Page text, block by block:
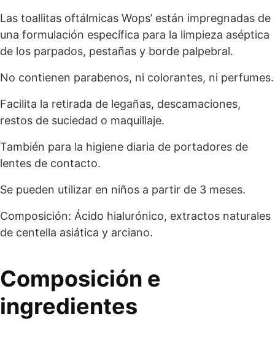
Las toallitas oftálmicas Wops’ están impregnadas de
una formulación específica para la limpieza aséptica
de los parpados, pestañas y borde palpebral.
No contienen parabenos, ni colorantes, ni perfumes.
Facilita la retirada de legañas, descamaciones,
restos de suciedad o maquillaje.
También para la higiene diaria de portadores de
lentes de contacto.
Se pueden utilizar en niños a partir de 3 meses.
Composición: Ácido hialurónico, extractos naturales
de centella asiática y arciano.
Composición e
ingredientes